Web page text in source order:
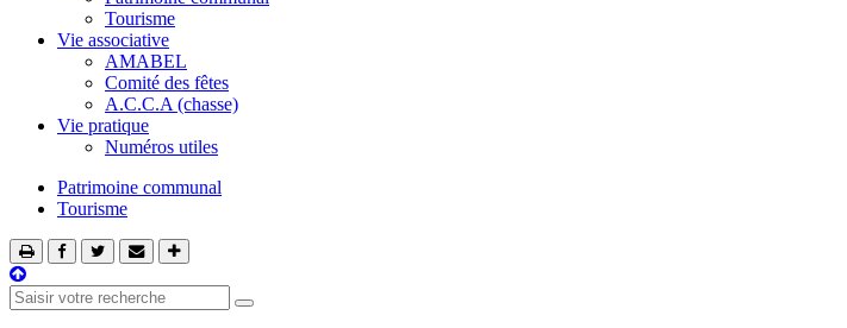
Tourisme
Vie associative
AMABEL
Comité des fêtes
A.C.C.A (chasse)
Vie pratique
Numéros utiles
Patrimoine communal
Tourisme